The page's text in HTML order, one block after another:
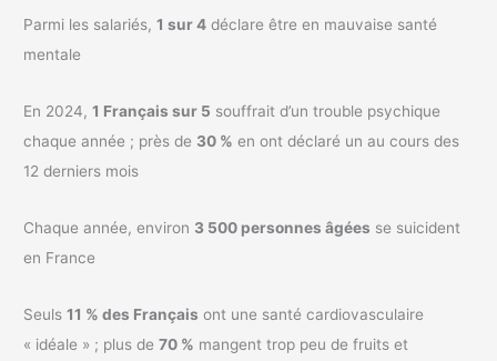
Parmi les salariés,1 sur 4 déclare être en mauvaise santé
mentale
En 2024,1 Français sur 5 souffrait d’un trouble psychique
chaque année ; près de 30 % en ont déclaré un au cours des
12 derniers mois
Chaque année, environ 3 500 personnes âgées se suicident
en France
Seuls11 % des Français ont une santé cardiovasculaire
« idéale » ; plus de70 % mangent trop peu de fruits et